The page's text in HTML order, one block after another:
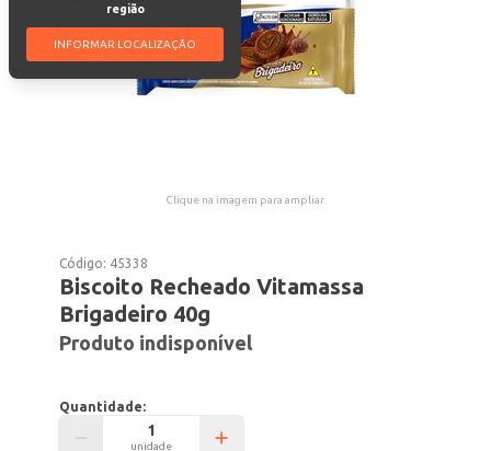
região
INFORMAR LOCALIZAÇÃO
Clique na imagem para ampliar.
Código: 45338
Biscoito Recheado Vitamassa
Brigadeiro 40g
Produto indisponível
Quantidade:
unidade